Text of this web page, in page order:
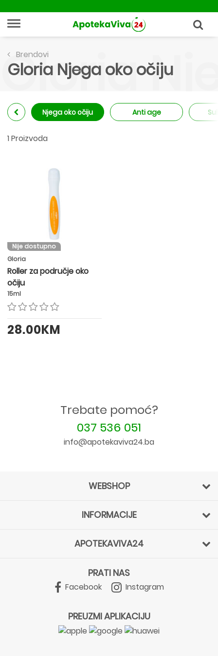
Brendovi
Gloria Njega oko očiju
Gloria
Njega oko očiju Anti age
1 Proizvoda
Nije dostupno
Gloria
Roller za područje oko
očiju
15ml
28.00KM
Trebate pomoć?
037 536 051
info@apotekaviva24.ba
WEBSHOP
INFORMACIJE
APOTEKAVIVA24
PRATI NAS
Facebook Instagram
PREUZMI APLIKACIJU